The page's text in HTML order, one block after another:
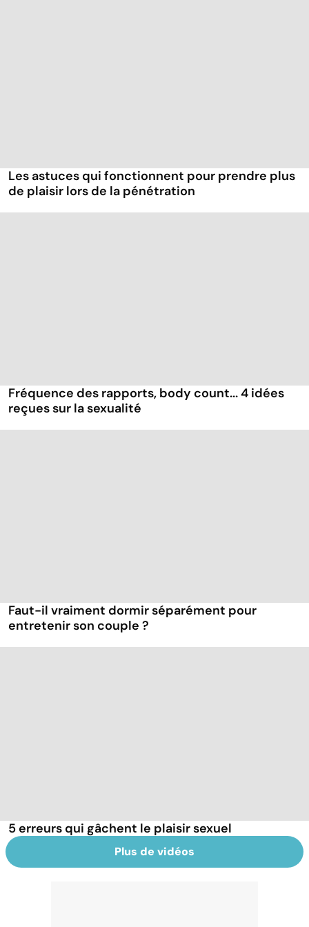
Les astuces qui fonctionnent pour prendre plus
de plaisir lors de la pénétration
Fréquence des rapports, body count... 4 idées
reçues sur la sexualité
Faut-il vraiment dormir séparément pour
entretenir son couple ?
5 erreurs qui gâchent le plaisir sexuel
Plus de vidéos